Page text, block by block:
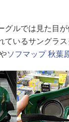
グルでは見た目
ているサングラ
ソフマップ 秋葉